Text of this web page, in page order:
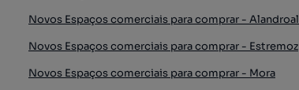
Novos Espaços comerciais para comprar - Alandroal
Novos Espaços comerciais para comprar - Estremoz
Novos Espaços comerciais para comprar - Mora